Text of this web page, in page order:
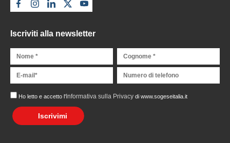
Iscriviti alla newsletter
Ho letto e accetto l'Informativa sulla Privacydi www.sogeseitalia.it
Iscrivimi